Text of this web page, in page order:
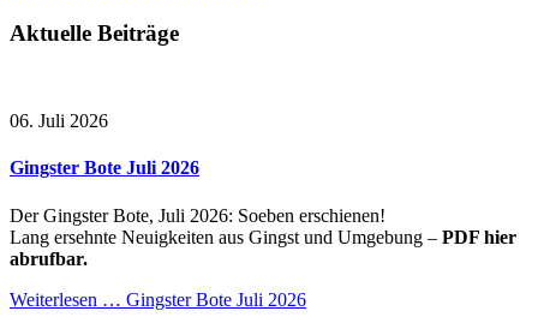
Aktuelle Beiträge
06. Juli 2026
Gingster Bote Juli 2026
Der Gingster Bote, Juli 2026: Soeben erschienen!
Lang ersehnte Neuigkeiten aus Gingst und Umgebung – PDF hier
abrufbar.
Weiterlesen … Gingster Bote Juli 2026